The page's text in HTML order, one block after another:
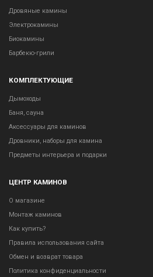
Дровяные камины
Электрокамины
Биокамины
Барбекю-грили
КОМПЛЕКТУЮЩИЕ
Дымоходы
Баня, сауна
Аксессуары для каминов
Дровники, наборы для камина
Предметы интерьера и подарки
ЦЕНТР КАМИНОВ
О магазине
Монтаж каминов
Как купить?
Правила использования сайта
Обмен и возврат товара
Политика конфиденциальности